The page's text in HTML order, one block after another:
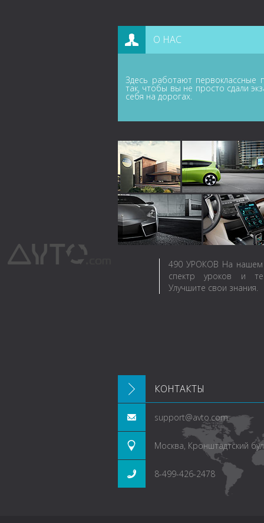
О НАС
Здесь работают первоклассные
так, чтобы вы не просто сдали
себя на дорогах.
490 УРОКОВ На нашем
спектр уроков и
Улучшите свои знания.
КОНТАКТЫ
support@avto.com
Москва, Кронштадтский
8-499-426-2478